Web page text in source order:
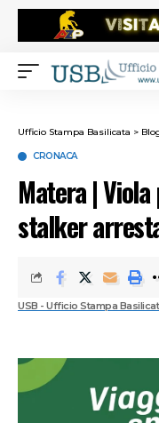
Ufficio Stampa Basilicata >
CRONACA
Matera |
stalker
USB - Ufficio Stampa